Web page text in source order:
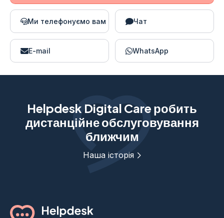
Ми телефонуємо вам Чат
E-mail WhatsApp
Helpdesk Digital Care робить
дистанційне обслуговування
ближчим
Наша історія